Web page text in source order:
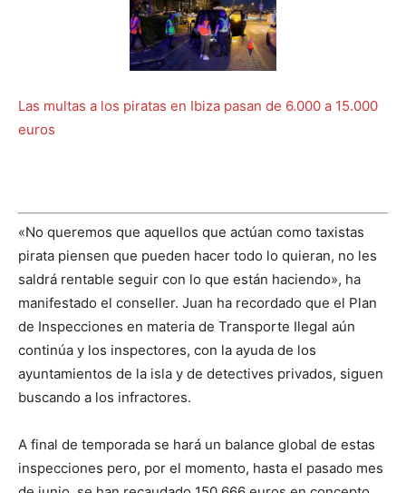
Las multas a los piratas en Ibiza pasan de 6.000 a 15.000
euros
«No queremos que aquellos que actúan como taxistas
pirata piensen que pueden hacer todo lo quieran, no les
saldrá rentable seguir con lo que están haciendo», ha
manifestado el conseller. Juan ha recordado que el Plan
de Inspecciones en materia de Transporte Ilegal aún
continúa y los inspectores, con la ayuda de los
ayuntamientos de la isla y de detectives privados, siguen
buscando a los infractores.
A final de temporada se hará un balance global de estas
inspecciones pero, por el momento, hasta el pasado mes